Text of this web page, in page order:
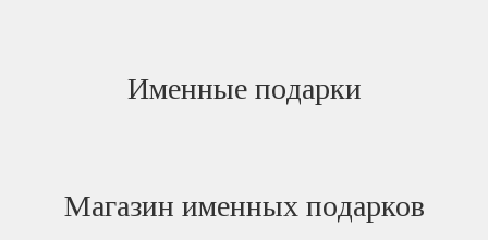
Именные подарки
Магазин именных подарков